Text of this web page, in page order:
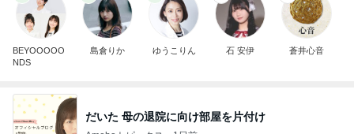
BEYOOOOO
NDS
島倉りか ゆうこりん 石 安伊 蒼井心音
だいた 母の退院に向け部屋を片付け